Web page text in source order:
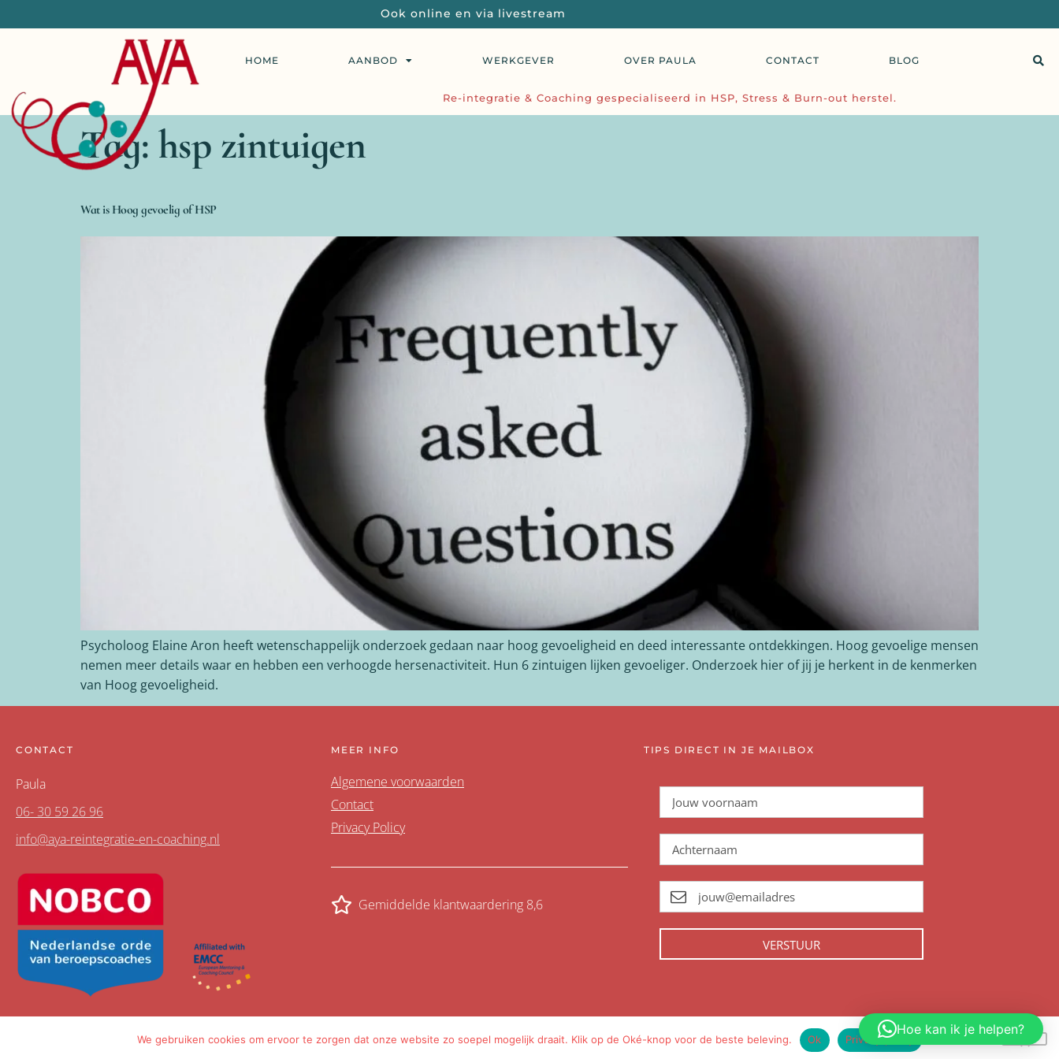
Ook online en via livestream
HOME AANBOD WERKGEVER OVER PAULA CONTACT BLOG
Re-integratie & Coaching gespecialiseerd in HSP, Stress & Burn-out herstel.
Tag: hsp zintuigen
Wat is Hoog gevoelig of HSP
Psycholoog Elaine Aron heeft wetenschappelijk onderzoek gedaan naar hoog gevoeligheid en deed interessante ontdekkingen. Hoog gevoelige mensen
nemen meer details waar en hebben een verhoogde hersenactiviteit. Hun 6 zintuigen lijken gevoeliger. Onderzoek hier of jij je herkent in de kenmerken
van Hoog gevoeligheid.
CONTACT
Paula
06- 30 59 26 96
info@aya-reintegratie-en-coaching.nl
MEER INFO
Algemene voorwaarden
Contact
Privacy Policy
Gemiddelde klantwaardering 8,6
TIPS DIRECT IN JE MAILBOX
VERSTUUR
Amsterdam
Hoe kan ik je helpen?
We gebruiken cookies om ervoor te zorgen dat onze website zo soepel mogelijk draait. Klik op de Oké-knop voor de beste beleving. Ok Privacy policy